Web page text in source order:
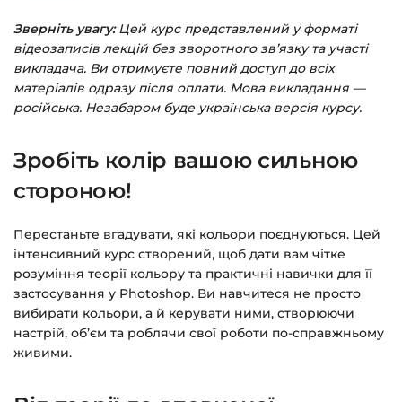
Заповніть всі поля (пошта та пароль).
Оплатіть зручним способом (більше 8
способів оплати).
Натисніть її — і відкриється сторінка з
курсами.
на email.
Доступ до курсів: без обмежень за часом.
Детальніше про оплату та безпеку — у довідці
>>>
Зверніть увагу:Цей курс представлений у форматі
відеозаписів лекцій без зворотного зв’язку та участі
викладача. Ви отримуєте повний доступ до всіх
матеріалів одразу після оплати. Мова викладання —
російська. Незабаром буде українська версія курсу.
Зробіть колір вашою сильною
стороною!
Перестаньте вгадувати, які кольори поєднуються. Цей
інтенсивний курс створений, щоб дати вам чітке
розуміння теорії кольору та практичні навички для її
застосування у Photoshop. Ви навчитеся не просто
вибирати кольори, а й керувати ними, створюючи
настрій, об’єм та роблячи свої роботи по-справжньому
живими.